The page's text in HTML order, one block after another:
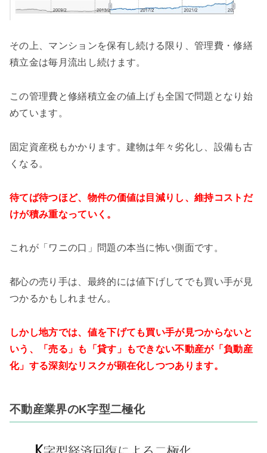
その上、マンションを保有し続ける限り、管理費・修繕
積立金は毎月流出し続けます。
この管理費と修繕積立金の値上げも全国で問題となり始
めています。
固定資産税もかかります。建物は年々劣化し、設備も古
くなる。
待てば待つほど、物件の価値は目減りし、維持コストだ
けが積み重なっていく。
これが「ワニの口」問題の本当に怖い側面です。
都心の売り手は、最終的には値下げしてでも買い手が見
つかるかもしれません。
しかし地方では、値を下げても買い手が見つからないと
いう、「売る」も「貸す」もできない不動産が「負動産
化」する深刻なリスクが顕在化しつつあります。
不動産業界のK字型二極化